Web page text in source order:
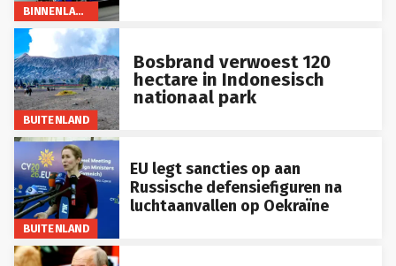
BINNENLAND
BUITENLAND
Bosbrand verwoest 120
hectare in Indonesisch
nationaal park
BUITENLAND
EU legt sancties op aan
Russische defensiefiguren na
luchtaanvallen op Oekraïne